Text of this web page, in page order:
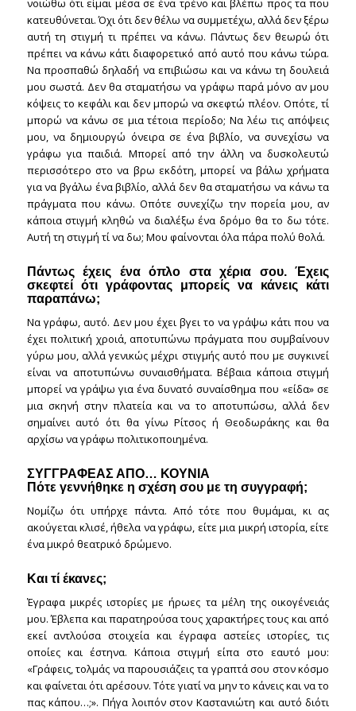
νοιώθω ότι είμαι μέσα σε ένα τρένο και βλέπω προς τα που
κατευθύνεται. Όχι ότι δεν θέλω να συμμετέχω, αλλά δεν ξέρω
αυτή τη στιγμή τι πρέπει να κάνω. Πάντως δεν θεωρώ ότι
πρέπει να κάνω κάτι διαφορετικό από αυτό που κάνω τώρα.
Να προσπαθώ δηλαδή να επιβιώσω και να κάνω τη δουλειά
μου σωστά. Δεν θα σταματήσω να γράφω παρά μόνο αν μου
κόψεις το κεφάλι και δεν μπορώ να σκεφτώ πλέον. Οπότε, τί
μπορώ να κάνω σε μια τέτοια περίοδο; Να λέω τις απόψεις
μου, να δημιουργώ όνειρα σε ένα βιβλίο, να συνεχίσω να
γράφω για παιδιά. Μπορεί από την άλλη να δυσκολευτώ
περισσότερο στο να βρω εκδότη, μπορεί να βάλω χρήματα
για να βγάλω ένα βιβλίο, αλλά δεν θα σταματήσω να κάνω τα
πράγματα που κάνω. Οπότε συνεχίζω την πορεία μου, αν
κάποια στιγμή κληθώ να διαλέξω ένα δρόμο θα το δω τότε.
Αυτή τη στιγμή τί να δω; Μου φαίνονται όλα πάρα πολύ θολά.
Πάντως έχεις ένα όπλο στα χέρια σου. Έχεις
σκεφτεί ότι γράφοντας μπορείς να κάνεις κάτι
παραπάνω;
Να γράφω, αυτό. Δεν μου έχει βγει το να γράψω κάτι που να
έχει πολιτική χροιά, αποτυπώνω πράγματα που συμβαίνουν
γύρω μου, αλλά γενικώς μέχρι στιγμής αυτό που με συγκινεί
είναι να αποτυπώνω συναισθήματα. Βέβαια κάποια στιγμή
μπορεί να γράψω για ένα δυνατό συναίσθημα που «είδα» σε
μια σκηνή στην πλατεία και να το αποτυπώσω, αλλά δεν
σημαίνει αυτό ότι θα γίνω Ρίτσος ή Θεοδωράκης και θα
αρχίσω να γράφω πολιτικοποιημένα.
ΣΥΓΓΡΑΦΕΑΣ ΑΠΟ… ΚΟΥΝΙΑ
Πότε γεννήθηκε η σχέση σου με τη συγγραφή;
Νομίζω ότι υπήρχε πάντα. Από τότε που θυμάμαι, κι ας
ακούγεται κλισέ, ήθελα να γράφω, είτε μια μικρή ιστορία, είτε
ένα μικρό θεατρικό δρώμενο.
Και τί έκανες;
Έγραφα μικρές ιστορίες με ήρωες τα μέλη της οικογένειάς
μου. Έβλεπα και παρατηρούσα τους χαρακτήρες τους και από
εκεί αντλούσα στοιχεία και έγραφα αστείες ιστορίες, τις
οποίες και έστηνα. Κάποια στιγμή είπα στο εαυτό μου:
«Γράφεις, τολμάς να παρουσιάζεις τα γραπτά σου στον κόσμο
και φαίνεται ότι αρέσουν. Τότε γιατί να μην το κάνεις και να το
πας κάπου…;». Πήγα λοιπόν στον Καστανιώτη και αυτό διότι